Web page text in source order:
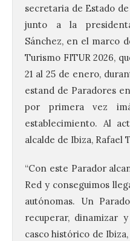
secretaria de Estado
junto a la
Sánchez, en el marco
Turismo FITUR 2026,
21 al 25 de enero,
estand de Paradores
por primera vez
establecimiento. Al
alcalde de Ibiza, Rafael
“Con este Parador
Red y conseguimos
autónomas. Un
recuperar, dinamizar
casco histórico de